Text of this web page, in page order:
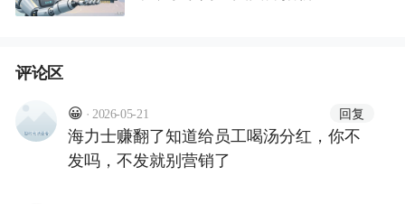
评论区
😀 · 2026-05-21 回复
海力士赚翻了知道给员工喝汤分红，你不
发吗，不发就别营销了